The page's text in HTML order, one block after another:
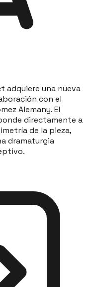
adquiere una nueva
con el
Alemany. El
directamente a
de la pieza,
dramaturgia